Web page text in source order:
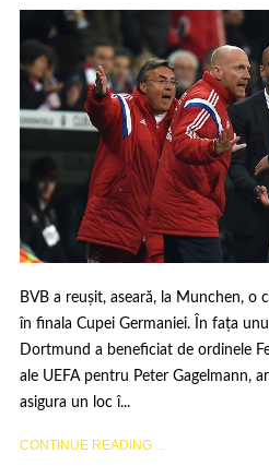
BVB a reușit, aseară, la Munchen, o
în finala Cupei Germaniei. În fața
Dortmund a beneficiat de ordinele
ale UEFA pentru Peter Gagelmann,
asigura un loc î...
CONTINUE READING ...